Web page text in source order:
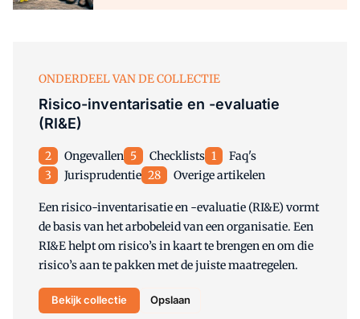
ONDERDEEL VAN DE COLLECTIE
Risico-inventarisatie en -evaluatie
(RI&E)
2 Ongevallen 5 Checklists 1
Faq's
3
Jurisprudentie 28 Overige artikelen
Een risico-inventarisatie en -evaluatie (RI&E) vormt
de basis van het arbobeleid van een organisatie. Een
RI&E helpt om risico’s in kaart te brengen en om die
risico’s aan te pakken met de juiste maatregelen.
Bekijk collectie Opslaan